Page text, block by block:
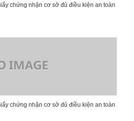
chứng nhận cơ sở đủ điều kiện an toàn
chứng nhận cơ sở đủ điều kiện an toàn